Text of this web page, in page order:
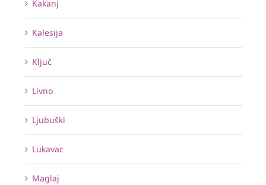
Kakanj
Kalesija
Ključ
Livno
Ljubuški
Lukavac
Maglaj